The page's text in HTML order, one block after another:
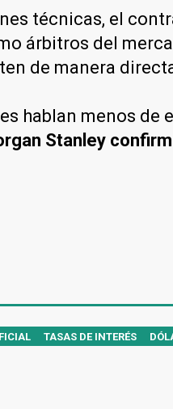
técnicas, el
árbitros del
de manera
hablan menos de
Stanley
TASAS DE INTERÉS